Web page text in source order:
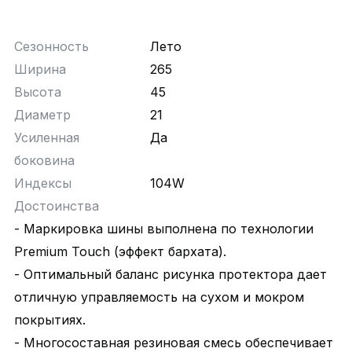
Сезонность
Лето
Ширина
265
Высота
45
Диаметр
21
Усиленная
боковина
Да
Индексы
104W
Достоинства
- Маркировка шины выполнена по технологии
Premium Touch (эффект бархата).
- Оптимальный баланс рисунка протектора дает
отличную управляемость на сухом и мокром
покрытиях.
- Многосоставная резиновая смесь обеспечивает